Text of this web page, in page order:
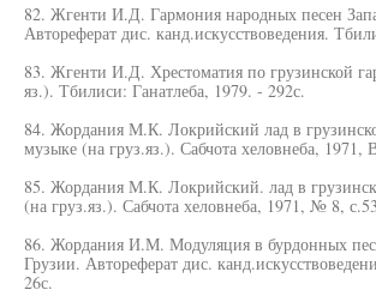
82. Жгенти И.Д. Гармония народных песен
Автореферат дис. канд.искусствоведения.
83. Жгенти И.Д. Хрестоматия по грузинской
яз.). Тбилиси: Ганатлеба, 1979. - 292с.
84. Жордания М.К. Локрийский лад в
музыке (на груз.яз.). Сабчота хеловнеба, 1971,
85. Жордания М.К. Локрийский. лад в
(на груз.яз.). Сабчота хеловнеба, 1971, № 8,
86. Жордания И.М. Модуляция в бурдонных
Грузии. Автореферат дис.
26с.